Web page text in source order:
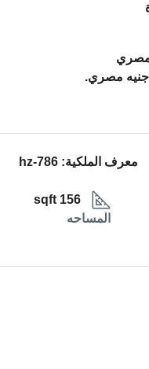
معرف الملكية:hz-786
156 sqft
المساحه